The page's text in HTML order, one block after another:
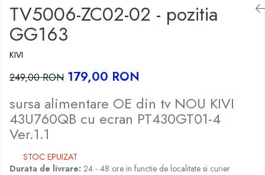
TV5006-ZC02-02 - pozitia
GG163
KIVI
249,00 RON 179,00 RON
sursa alimentare OE din tv NOU KIVI
43U760QB cu ecran PT430GT01-4
Ver.1.1
STOC EPUIZAT
Durata de livrare: 24 - 48 ore in functie de localitate si curier